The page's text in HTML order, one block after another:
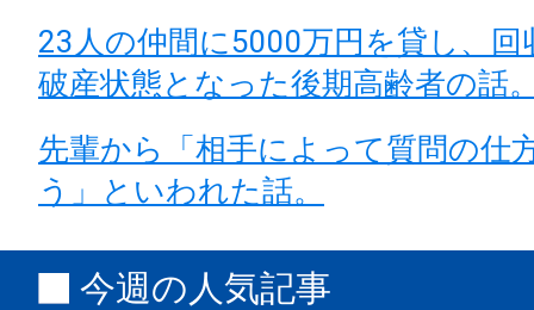
23人の仲間に5000万円を貸し、回
破産状態となった後期高齢者の話
先輩から「相手によって質問の仕
う」といわれた話。
今週の人気記事